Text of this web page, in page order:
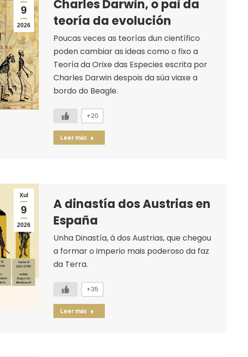
9
2026
Charles Darwin, o pai da
teoría da evolución
Poucas veces as teorías dun científico
poden cambiar as ideas como o fixo a
Teoría da Orixe das Especies escrita por
Charles Darwin despois da súa viaxe a
bordo do Beagle.
+20
Leer más
Xul
9
2026
A dinastía dos Austrias en
España
Unha Dinastía, á dos Austrias, que chegou
a formar o imperio mais poderoso da faz
da Terra.
+35
Leer más